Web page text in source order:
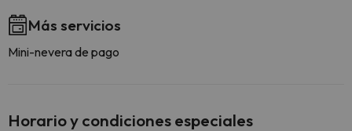
Más servicios
Mini-nevera de pago
Horario y condiciones especiales